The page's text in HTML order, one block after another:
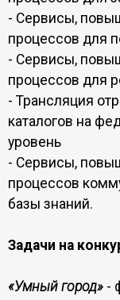
- Сервисы,
процессов для
- Сервисы,
процессов для
- Трансляция
каталогов на
уровень
- Сервисы,
процессов
базы знаний.
Задачи на
«Умный город»-